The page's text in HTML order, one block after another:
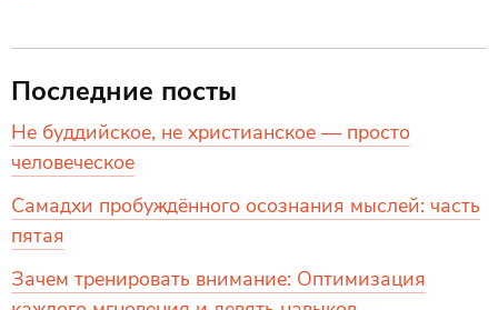
Последние посты
Не буддийское, не христианское — просто
человеческое
Самадхи пробуждённого осознания мыслей: часть
пятая
Зачем тренировать внимание: Оптимизация